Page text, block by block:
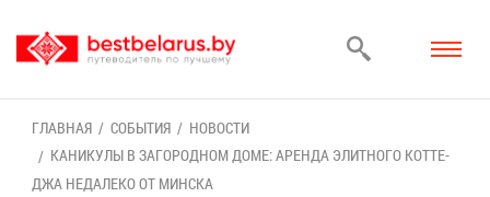
ГЛАВ­НАЯ СО­БЫ­ТИЯ
НО­ВО­СТИ
КА­НИ­КУ­ЛЫ В ЗА­ГО­РОД­НОМ ДО­МЕ: АРЕН­ДА ЭЛИТ­НО­ГО КОТ­ТЕ­
ДЖА НЕДА­ЛЕ­КО ОТ МИН­СКА